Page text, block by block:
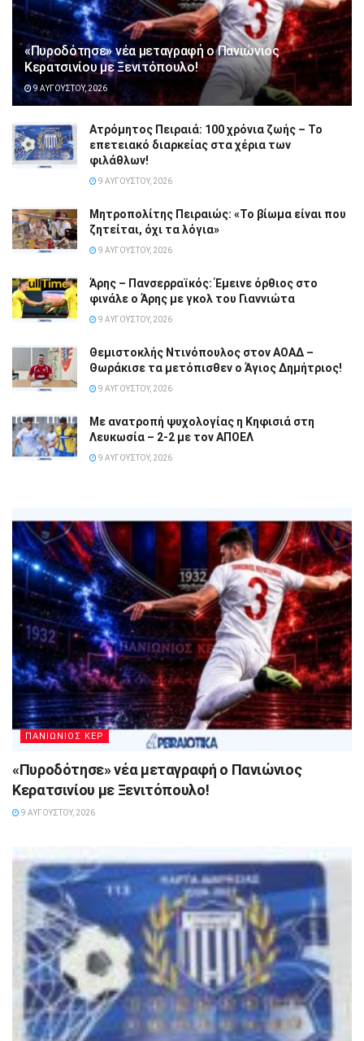
«Πυροδότησε» νέα μεταγραφή ο Πανιώνιος
Κερατσινίου με Ξενιτόπουλο!
9 ΑΥΓΟΎΣΤΟΥ, 2026
Ατρόμητος Πειραιά: 100 χρόνια ζωής – Το
επετειακό διαρκείας στα χέρια των
φιλάθλων!
9 ΑΥΓΟΎΣΤΟΥ, 2026
Μητροπολίτης Πειραιώς: «Το βίωμα είναι που
ζητείται, όχι τα λόγια»
9 ΑΥΓΟΎΣΤΟΥ, 2026
Άρης – Πανσερραϊκός: Έμεινε όρθιος στο
φινάλε ο Άρης με γκολ του Γιαννιώτα
9 ΑΥΓΟΎΣΤΟΥ, 2026
Θεμιστοκλής Ντινόπουλος στον ΑΟΑΔ –
Θωράκισε τα μετόπισθεν ο Άγιος Δημήτριος!
9 ΑΥΓΟΎΣΤΟΥ, 2026
Με ανατροπή ψυχολογίας η Κηφισιά στη
Λευκωσία – 2-2 με τον ΑΠΟΕΛ
9 ΑΥΓΟΎΣΤΟΥ, 2026
ΠΑΝΙΩΝΙΟΣ ΚΕΡ
«Πυροδότησε» νέα μεταγραφή ο Πανιώνιος
Κερατσινίου με Ξενιτόπουλο!
9 ΑΥΓΟΎΣΤΟΥ, 2026